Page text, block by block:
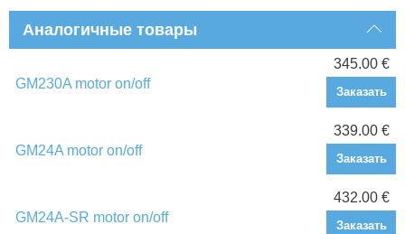
Аналогичные товары
GM230A motor on/off
345.00 €
Заказать
GM24A motor on/off
339.00 €
Заказать
GM24A-SR motor on/off
432.00 €
Заказать